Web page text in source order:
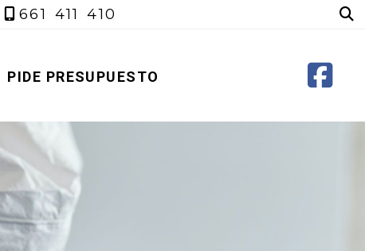
661 411 410
PIDE PRESUPUESTO